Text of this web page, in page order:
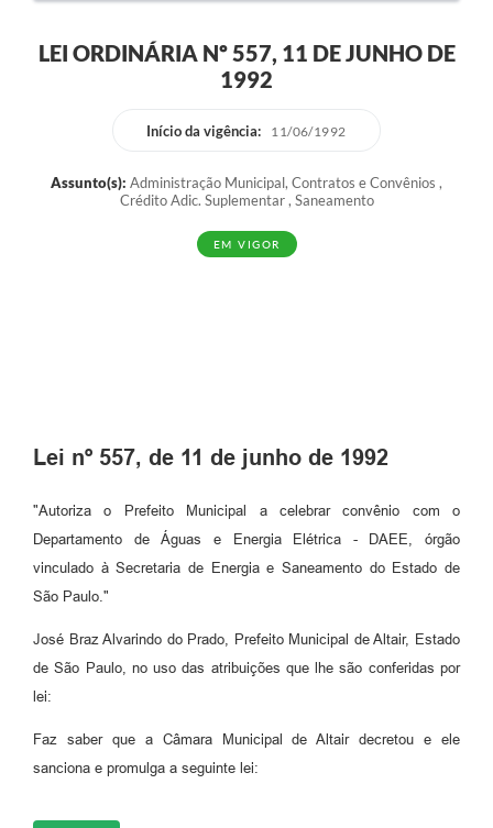
LEI ORDINÁRIA Nº 557, 11 DE JUNHO DE
1992
Início da vigência: 11/06/1992
Assunto(s): Administração Municipal, Contratos e Convênios ,
Crédito Adic. Suplementar , Saneamento
EM VIGOR
Lei nº 557, de 11 de junho de 1992
"Autoriza o Prefeito Municipal a celebrar convênio com o
Departamento de Águas e Energia Elétrica - DAEE, órgão
vinculado à Secretaria de Energia e Saneamento do Estado de
São Paulo."
José Braz Alvarindo do Prado, Prefeito Municipal de Altair, Estado
de São Paulo, no uso das atribuições que lhe são conferidas por
lei:
Faz saber que a Câmara Municipal de Altair decretou e ele
sanciona e promulga a seguinte lei: